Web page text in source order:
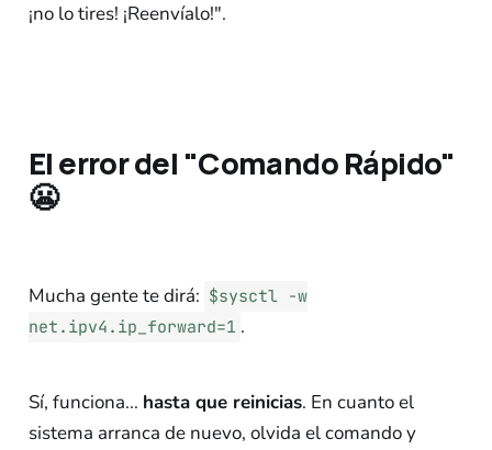
¡no lo tires! ¡Reenvíalo!".
El error del "Comando Rápido"
😬
Mucha gente te dirá: $sysctl -w
net.ipv4.ip_forward=1 .
Sí, funciona... hasta que reinicias. En cuanto el
sistema arranca de nuevo, olvida el comando y